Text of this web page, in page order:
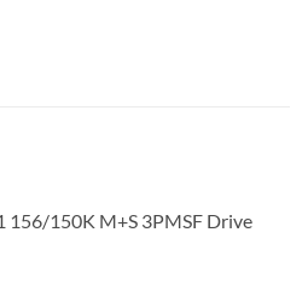
156/150K M+S 3PMSF Drive